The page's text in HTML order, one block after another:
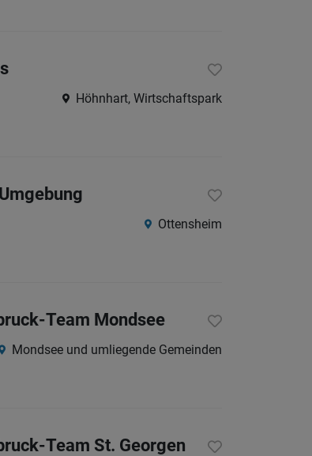
Höhnhart, Wirtschaftspark
Ottensheim
Team Mondsee
Mondsee und umliegende Gemeinden
Team St. Georgen